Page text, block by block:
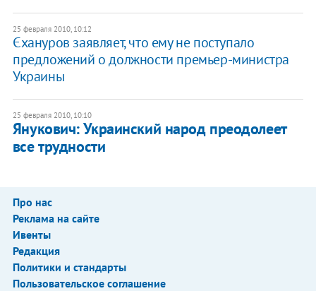
25 февраля 2010, 10:12
Єхануров заявляет, что ему не поступало
предложений о должности премьер-министра
Украины
25 февраля 2010, 10:10
Янукович: Украинский народ преодолеет
все трудности
Про нас
Реклама на сайте
Ивенты
Редакция
Политики и стандарты
Пользовательское соглашение